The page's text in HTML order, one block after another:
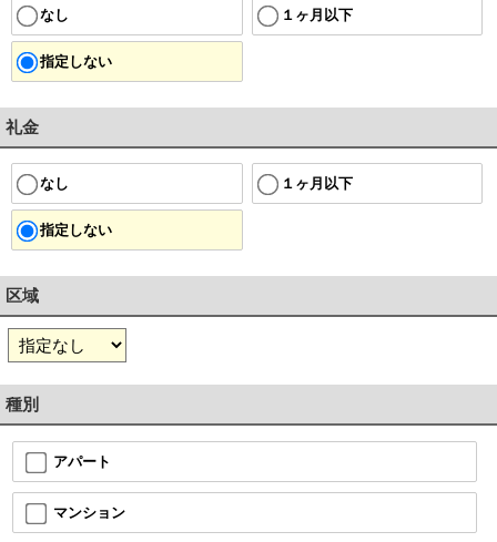
なし １ヶ月以下
指定しない
礼金
なし １ヶ月以下
指定しない
区域
種別
アパート
マンション